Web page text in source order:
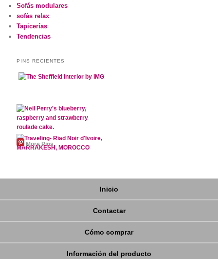
Sofás modulares
sofás relax
Tapicerías
Tendencias
PINS RECIENTES
More Pins
Inicio
Contactar
Cómo comprar
Información del producto